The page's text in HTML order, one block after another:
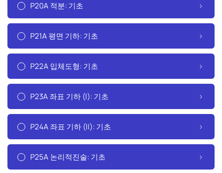
P20A 적분: 기초
P21A 평면 기하: 기초
P22A 입체도형: 기초
P23A 좌표 기하 (I): 기초
P24A 좌표 기하 (II): 기초
P25A 논리적진술: 기초